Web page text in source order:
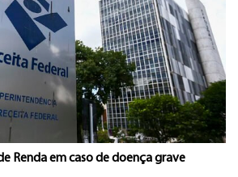
Renda em caso de doença grave